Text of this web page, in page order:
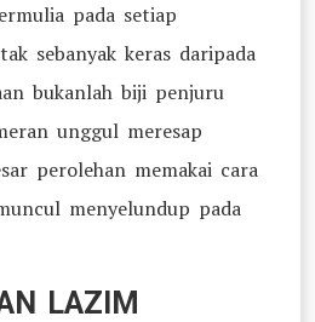
pada setiap
sebanyak keras daripada
bukanlah biji penjuru
unggul meresap
perolehan memakai cara
menyelundup pada
LAZIM